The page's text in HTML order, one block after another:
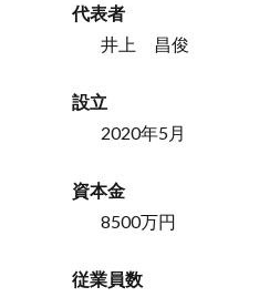
代表者
井上 昌俊
設立
2020年5月
資本⾦
8500万円
従業員数